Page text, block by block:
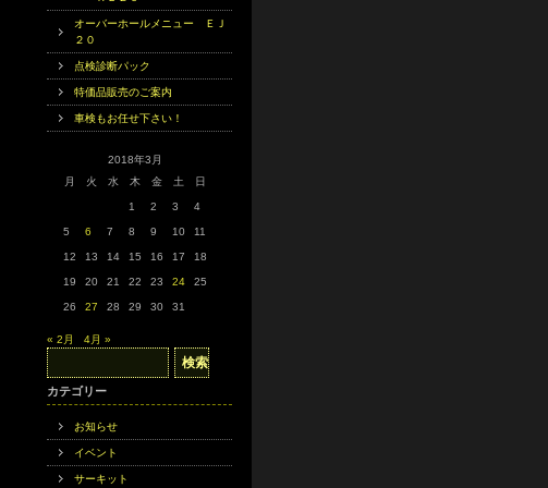
オーバーホールメニュー ＥＪ
２０
点検診断パック
特価品販売のご案内
車検もお任せ下さい！
2018年3月
月
火 水 木 金 土 日
1 2 3 4
5 6 7 8 9 10 11
12 13 14 15 16 17 18
19 20 21 22 23 24 25
26 27 28 29 30 31
« 2月
4月 »
検
索:
カテゴリー
お知らせ
イベント
サーキット